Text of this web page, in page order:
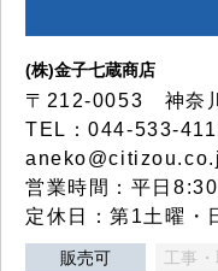
(株)金子七蔵商店
〒212-0053 神奈
TEL：044-533-
営業時間：平日
定休日：第1土曜・
販売可 工事